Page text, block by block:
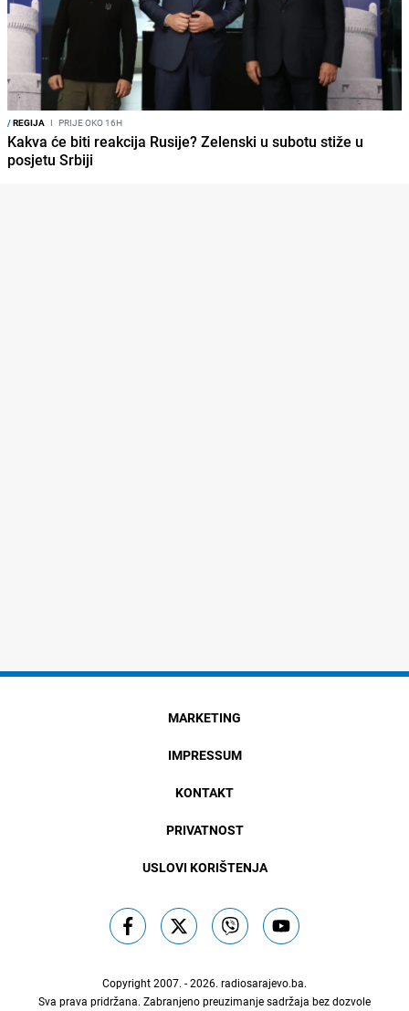
/REGIJA I PRIJE OKO 16H
Kakva će biti reakcija Rusije? Zelenski u subotu stiže u
posjetu Srbiji
MARKETING
IMPRESSUM
KONTAKT
PRIVATNOST
USLOVI KORIŠTENJA
Copyright 2007. - 2026. radiosarajevo.ba.
Sva prava pridržana. Zabranjeno preuzimanje sadržaja bez dozvole